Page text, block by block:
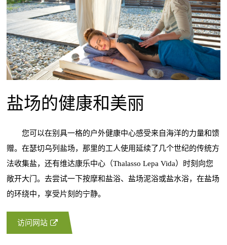
盐场的健康和美丽
您可以在别具一格的户外健康中心感受来自海洋的力量和馈
赠。在瑟切乌列盐场，那里的工人使用延续了几个世纪的传统方
法收集盐，还有维达康乐中心（Thalasso Lepa Vida）时刻向您
敞开大门。去尝试一下按摩和盐浴、盐场泥浴或盐水浴，在盐场
的环绕中，享受片刻的宁静。
访问网站